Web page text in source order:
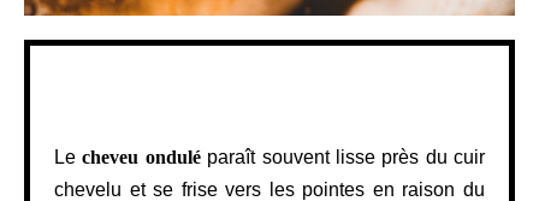
Lecheveu onduléparaît souvent lisse près du cuir
chevelu et se frise vers les pointes en raison du